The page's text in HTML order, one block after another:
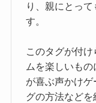
り、親にとっ
す。
このタグが付
ムを楽しいも
が喜ぶ声かけ
グの方法などを